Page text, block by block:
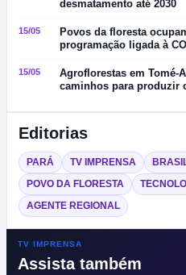
desmatamento até 2030
15/05
Povos da floresta
programação ligada à
15/05
Agroflorestas em Tomé-
caminhos para produzir
Editorias
PARÁ TV IMPRENSA
POVO DA FLORESTA
AGENTE REGIONAL
TV IMPRENSA
Assista também